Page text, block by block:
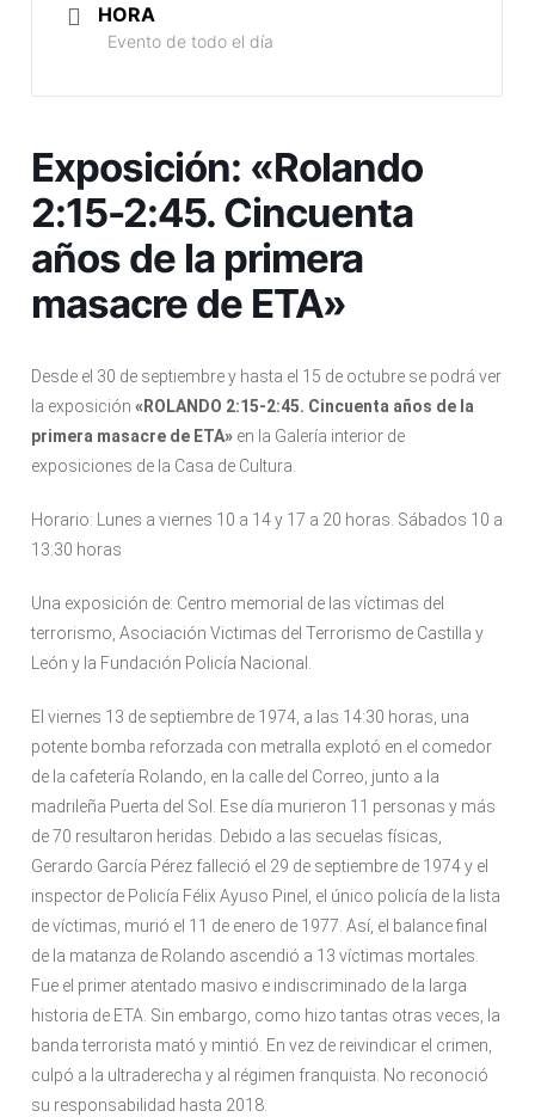
HORA
Evento de todo el día
Exposición: «Rolando
2:15-2:45. Cincuenta
años de la primera
masacre de ETA»
Desde el 30 de septiembre y hasta el 15 de octubre se podrá ver
la exposición«ROLANDO 2:15-2:45. Cincuenta años de la
primera masacre de ETA» en la Galería interior de
exposiciones de la Casa de Cultura.
Horario: Lunes a viernes 10 a 14 y 17 a 20 horas. Sábados 10 a
13:30 horas
Una exposición de: Centro memorial de las víctimas del
terrorismo, Asociación Victimas del Terrorismo de Castilla y
León y la Fundación Policía Nacional.
El viernes 13 de septiembre de 1974, a las 14:30 horas, una
potente bomba reforzada con metralla explotó en el comedor
de la cafetería Rolando, en la calle del Correo, junto a la
madrileña Puerta del Sol. Ese día murieron 11 personas y más
de 70 resultaron heridas. Debido a las secuelas físicas,
Gerardo García Pérez falleció el 29 de septiembre de 1974 y el
inspector de Policía Félix Ayuso Pinel, el único policía de la lista
de víctimas, murió el 11 de enero de 1977. Así, el balance final
de la matanza de Rolando ascendió a 13 víctimas mortales.
Fue el primer atentado masivo e indiscriminado de la larga
historia de ETA. Sin embargo, como hizo tantas otras veces, la
banda terrorista mató y mintió. En vez de reivindicar el crimen,
culpó a la ultraderecha y al régimen franquista. No reconoció
su responsabilidad hasta 2018.